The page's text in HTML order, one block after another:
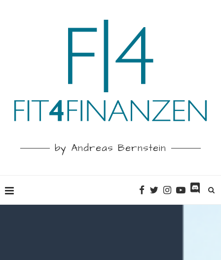
by Andreas Bernstein